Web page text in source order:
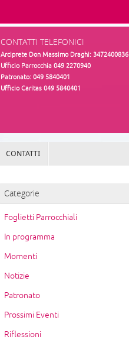
CONTATTI TELEFONICI
Arciprete Don Massimo Draghi: 3472400836
Ufficio Parrocchia 049 2270940
Patronato: 049 5840401
Ufficio Caritas 049 5840401
CONTATTI
Categorie
Foglietti Parrocchiali
In programma
Momenti
Notizie
Patronato
Prossimi Eventi
Riflessioni